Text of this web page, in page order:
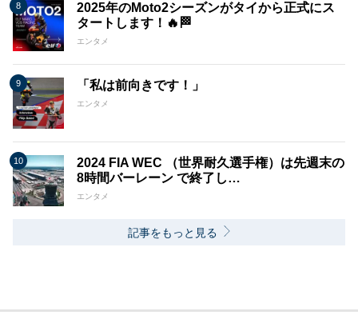
2025年のMoto2シーズンがタイから正式にス
タートします！🔥🏁
エンタメ
「私は前向きです！」
エンタメ
2024 FIA WEC （世界耐久選手権）は先週末の
8時間バーレーン で終了し…
エンタメ
記事をもっと見る